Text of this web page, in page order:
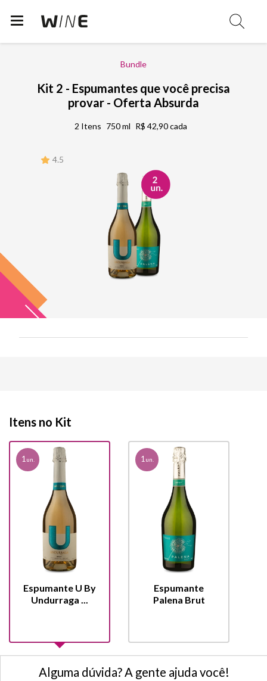
Bundle
Kit 2 - Espumantes que você precisa
provar - Oferta Absurda
2 Itens 750 ml R$ 42,90 cada
4.5
Itens no Kit
1 un.
Espumante U By
Undurraga ...
1 un.
Espumante
Palena Brut
Alguma dúvida? A gente ajuda você!